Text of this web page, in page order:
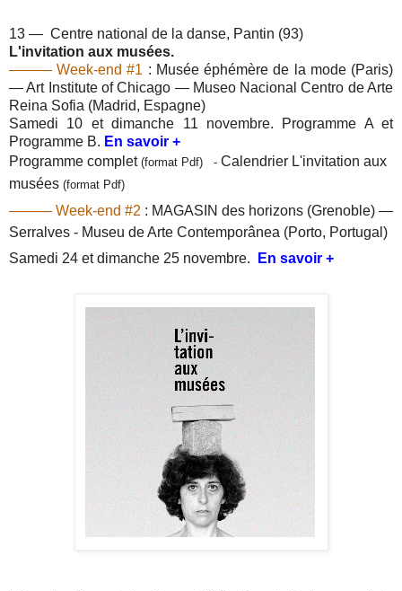
13 — Centre national de la danse, Pantin (93)
L'invitation aux musées.
——— Week-end #1 : Musée éphémère de la mode (Paris)
— Art Institute of Chicago — Museo Nacional Centro de Arte
Reina Sofia (Madrid, Espagne)
Samedi 10 et dimanche 11 novembre. Programme A et
Programme B. En savoir +
Programme complet (format Pdf) - Calendrier L'invitation aux
musées (format Pdf)
——— Week-end #2 : MAGASIN des horizons (Grenoble) —
Serralves - Museu de Arte Contemporânea (Porto, Portugal)
Samedi 24 et dimanche 25 novembre.
En savoir +